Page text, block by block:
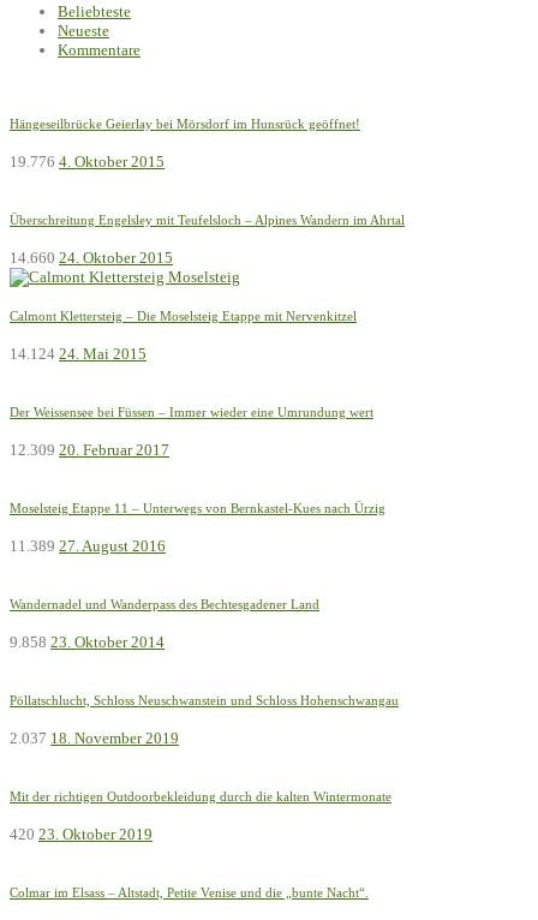
Beliebteste
Neueste
Kommentare
Hängeseilbrücke Geierlay bei Mörsdorf im Hunsrück geöffnet!
19.776 4. Oktober 2015
Überschreitung Engelsley mit Teufelsloch – Alpines Wandern im Ahrtal
14.660 24. Oktober 2015
Calmont Klettersteig – Die Moselsteig Etappe mit Nervenkitzel
14.124 24. Mai 2015
Der Weissensee bei Füssen – Immer wieder eine Umrundung wert
12.309 20. Februar 2017
Moselsteig Etappe 11 – Unterwegs von Bernkastel-Kues nach Ürzig
11.389 27. August 2016
Wandernadel und Wanderpass des Bechtesgadener Land
9.858 23. Oktober 2014
Pöllatschlucht, Schloss Neuschwanstein und Schloss Hohenschwangau
2.037 18. November 2019
Mit der richtigen Outdoorbekleidung durch die kalten Wintermonate
420 23. Oktober 2019
Colmar im Elsass – Altstadt, Petite Venise und die „bunte Nacht“.